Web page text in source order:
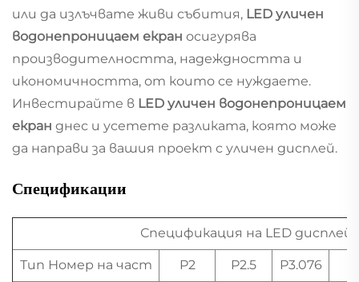
или да излъчвате живи събития, LED уличен
водонепроницаем екран осигурява
производителността, надеждността и
икономичността, от които се нуждаете.
Инвестирайте в LED уличен водонепроницаем
екран днес и усетете разликата, която може
да направи за вашия проект с уличен дисплей.
Спецификации
Спецификация на LED дисплей
Тип Номер на част P2 P2.5 P3.076